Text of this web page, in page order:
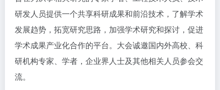
研发人员提供一个共享科研成果和前沿技术，了解学术
发展趋势，拓宽研究思路，加强学术研究和探讨，促进
学术成果产业化合作的平台。大会诚邀国内外高校、科
研机构专家、学者，企业界人士及其他相关人员参会交
流。